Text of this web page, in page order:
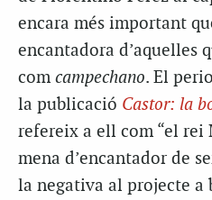
encara més important
encantadora d’aquelles
com campechano. El
la publicació Castor: la
refereix a ell com “el rei
mena d’encantador de
la negativa al projecte a